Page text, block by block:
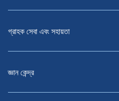
গ্রাহক সেবা এবং সহায়তা
জ্ঞান কেন্দ্র